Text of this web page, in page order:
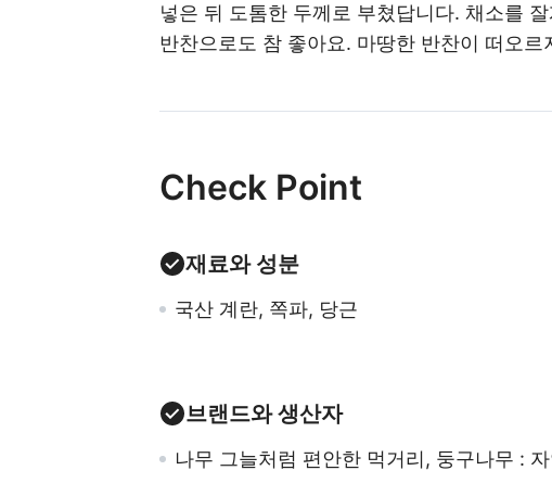
넣은 뒤 도톰한 두께로 부쳤답니다. 채소를
반찬으로도 참 좋아요. 마땅한 반찬이 떠오
Check Point
재료와 성분
국산 계란, 쪽파, 당근
브랜드와 생산자
나무 그늘처럼 편안한 먹거리, 둥구나무 :